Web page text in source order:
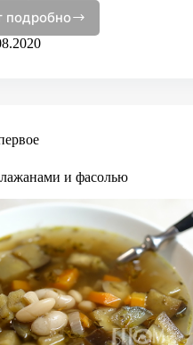
подробно
Салат
с
и фасолью